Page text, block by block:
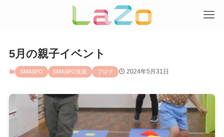
5月の親子イベント
SMASPO SMASPO箕面 ブログ 2024年5月31日